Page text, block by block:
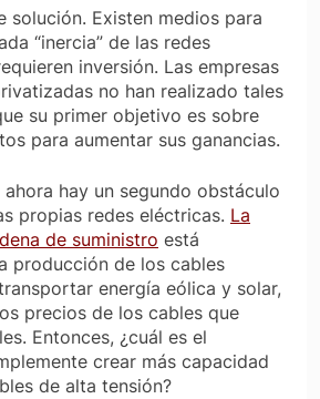
solución. Existen medios para
“inercia” de las redes
inversión. Las empresas
no han realizado tales
su primer objetivo es sobre
para aumentar sus ganancias.
ahora hay un segundo obstáculo
propias redes eléctricas. La
de suministro está
producción de los cables
energía eólica y solar,
precios de los cables que
Entonces, ¿cuál es el
crear más capacidad
de alta tensión?